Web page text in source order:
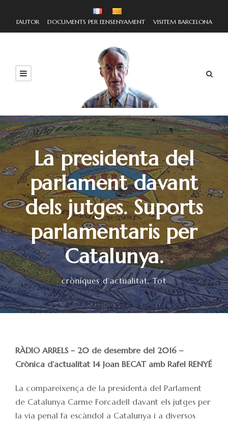
L'AUTOR DOCUMENTS PER L'ENSENYAMENT VISITEM BARCELONA
La presidenta del
parlament davant
dels jutges. Suports
parlamentaris per
Catalunya.
cròniques d’actualitat, Tot
RÀDIO ARRELS – 20 de desembre del 2016 –
Crònica d’actualitat 14 Joan BECAT amb Rafel RENYÉ
La compareixença de la presidenta del Parlament
de Catalunya Carme Forcadell davant els jutges per
la via penal fa escàndol a Catalunya i a diversos